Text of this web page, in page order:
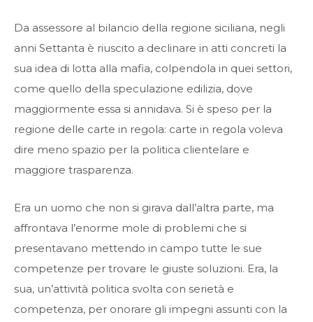
Da assessore al bilancio della regione siciliana, negli
anni Settanta è riuscito a declinare in atti concreti la
sua idea di lotta alla mafia, colpendola in quei settori,
come quello della speculazione edilizia, dove
maggiormente essa si annidava. Si è speso per la
regione delle carte in regola: carte in regola voleva
dire meno spazio per la politica clientelare e
maggiore trasparenza.
Era un uomo che non si girava dall’altra parte, ma
affrontava l’enorme mole di problemi che si
presentavano mettendo in campo tutte le sue
competenze per trovare le giuste soluzioni. Era, la
sua, un’attività politica svolta con serietà e
competenza, per onorare gli impegni assunti con la